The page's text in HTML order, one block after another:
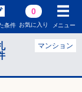
条件
0
お気に入り メニュー
マンション